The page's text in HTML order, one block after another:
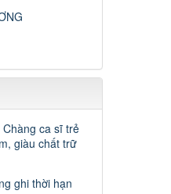
ca sĩ trẻ
giàu chất trữ
ghi thời hạn